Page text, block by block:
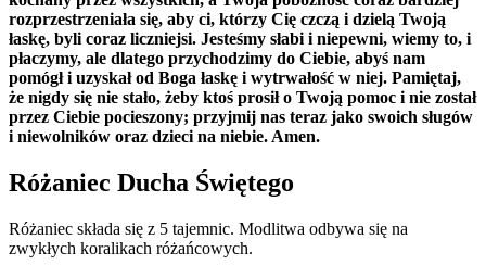
rozprzestrzeniała się, aby ci, którzy Cię czczą i dzielą Twoją
łaskę, byli coraz liczniejsi. Jesteśmy słabi i niepewni, wiemy to, i
płaczymy, ale dlatego przychodzimy do Ciebie, abyś nam
pomógł i uzyskał od Boga łaskę i wytrwałość w niej. Pamiętaj,
że nigdy się nie stało, żeby ktoś prosił o Twoją pomoc i nie został
przez Ciebie pocieszony; przyjmij nas teraz jako swoich sługów
i niewolników oraz dzieci na niebie. Amen.
Różaniec Ducha Świętego
Różaniec składa się z 5 tajemnic. Modlitwa odbywa się na
zwykłych koralikach różańcowych.